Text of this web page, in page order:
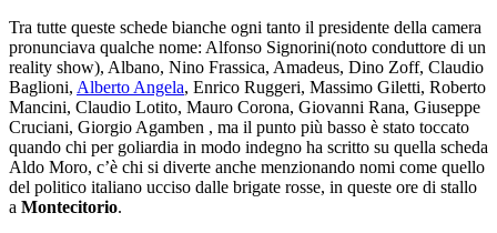
Tra tutte queste schede bianche ogni tanto il presidente della camera
pronunciava qualche nome: Alfonso Signorini(noto conduttore di un
reality show), Albano, Nino Frassica, Amadeus, Dino Zoff, Claudio
Baglioni, Alberto Angela, Enrico Ruggeri, Massimo Giletti, Roberto
Mancini, Claudio Lotito, Mauro Corona, Giovanni Rana, Giuseppe
Cruciani, Giorgio Agamben , ma il punto più basso è stato toccato
quando chi per goliardia in modo indegno ha scritto su quella scheda
Aldo Moro, c’è chi si diverte anche menzionando nomi come quello
del politico italiano ucciso dalle brigate rosse, in queste ore di stallo
a Montecitorio.